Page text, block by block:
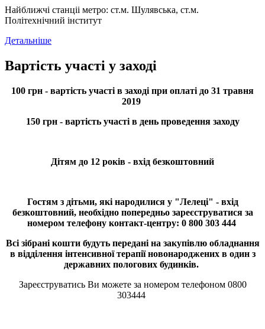
Найближчі станціі метро: ст.м. Шулявська, ст.м.
Політехнічний інститут
Детальніше
Вартість участі у заході
100 грн - вартість участі в заході при оплаті до 31 травня
2019
150 грн - вартість участі в день проведення заходу
Дітям до 12 років - вхід безкоштовний
Гостям з дітьми, які народилися у "Лелеці" - вхід
безкоштовний, необхідно попередньо зареєструватися за
номером телефону контакт-центру: 0 800 303 444
Всі зібрані кошти будуть передані на закупівлю обладнання
в відділення інтенсивної терапії новонароджених в один з
державних пологових будинків.
Зареєструватись Ви можете за номером телефоном 0800
303444